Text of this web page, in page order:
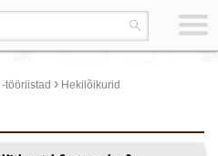
tööriistad › Hekilõikurid